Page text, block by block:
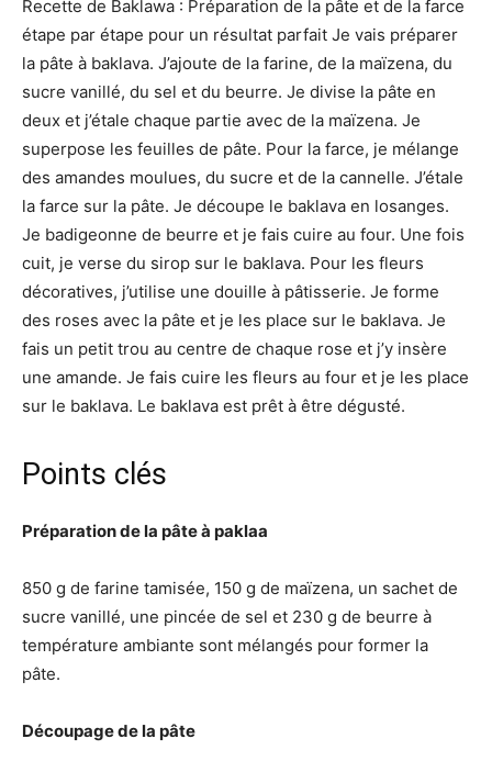
Recette de Baklawa : Préparation de la pâte et de la farce
étape par étape pour un résultat parfait Je vais préparer
la pâte à baklava. J’ajoute de la farine, de la maïzena, du
sucre vanillé, du sel et du beurre. Je divise la pâte en
deux et j’étale chaque partie avec de la maïzena. Je
superpose les feuilles de pâte. Pour la farce, je mélange
des amandes moulues, du sucre et de la cannelle. J’étale
la farce sur la pâte. Je découpe le baklava en losanges.
Je badigeonne de beurre et je fais cuire au four. Une fois
cuit, je verse du sirop sur le baklava. Pour les fleurs
décoratives, j’utilise une douille à pâtisserie. Je forme
des roses avec la pâte et je les place sur le baklava. Je
fais un petit trou au centre de chaque rose et j’y insère
une amande. Je fais cuire les fleurs au four et je les place
sur le baklava. Le baklava est prêt à être dégusté.
Points clés
Préparation de la pâte à paklaa
850 g de farine tamisée, 150 g de maïzena, un sachet de
sucre vanillé, une pincée de sel et 230 g de beurre à
température ambiante sont mélangés pour former la
pâte.
Découpage de la pâte